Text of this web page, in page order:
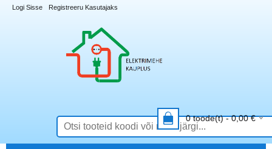
Logi Sisse Registreeru Kasutajaks
0toode(t) -0,00€